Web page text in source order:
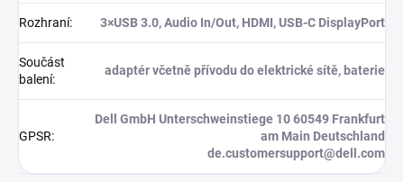
Rozhraní: 3×USB 3.0, Audio In/Out, HDMI, USB-C DisplayPort
Součást
balení:
adaptér včetně přívodu do elektrické sítě, baterie
GPSR:
Dell GmbH Unterschweinstiege 10 60549 Frankfurt
am Main Deutschland
de.customersupport@dell.com